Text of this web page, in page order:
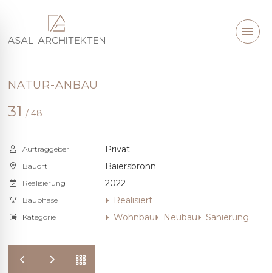
NATUR-ANBAU
31/ 48
Auftraggeber Privat
Bauort Baiersbronn
Realisierung 2022
Bauphase Realisiert
Kategorie Wohnbau Neubau Sanierung